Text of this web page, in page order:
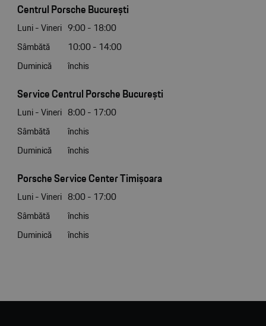
Centrul Porsche București
Luni - Vineri 9:00 - 18:00
Sâmbătă
10:00 - 14:00
Duminică
închis
Service Centrul Porsche București
Luni - Vineri 8:00 - 17:00
Sâmbătă
închis
Duminică
închis
Porsche Service Center Timișoara
Luni - Vineri 8:00 - 17:00
Sâmbătă
închis
Duminică
închis